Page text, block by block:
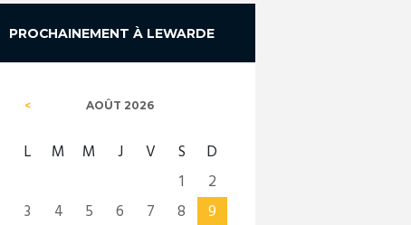
PROCHAINEMENT À LEWARDE
AOÛT 2026
L M M J V S
D
1
2
3
4 5 6 7 8
9